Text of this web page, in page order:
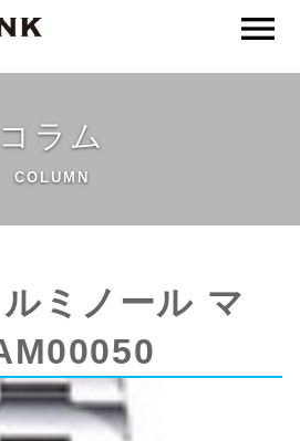
ブランドバンク公式
コラム
COLUMN
ミノール マ